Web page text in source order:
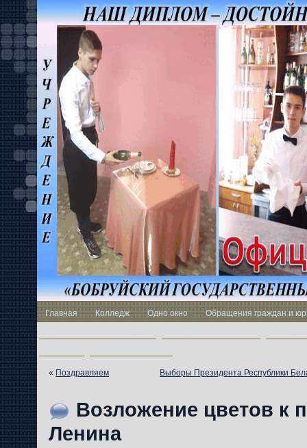
Главная Колледж Одно окно
Обращения граждан и
« Поздравляем Выборы Президента Республики
Возложение цветов к
Ленина